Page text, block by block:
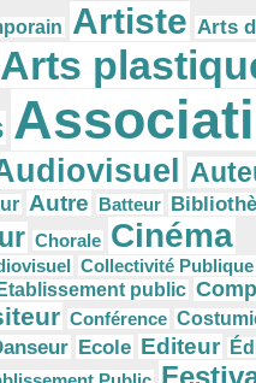
Artiste Arts
Arts
Autre Batteur
Chorale Cinéma
Collectivité Publique
public
Conférence
Ecole Editeur